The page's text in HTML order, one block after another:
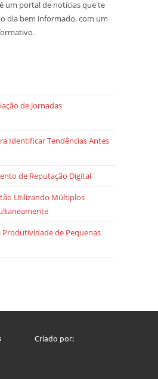
é um portal de notícias que te
dia bem informado, com um
de Jornadas
Identificar Tendências Antes
de Reputação Digital
Utilizando Múltiplos
de Pequenas
Criado por: